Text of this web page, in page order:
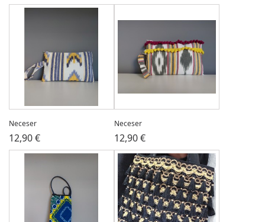
Neceser
12,90 €
Neceser
12,90 €